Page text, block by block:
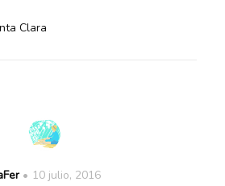
Clara
10 julio, 2016